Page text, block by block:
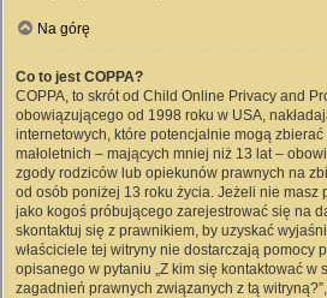
Na górę
Co to jest COPPA?
COPPA, to skrót od Child Online Privacy and
obowiązującego od 1998 roku w USA,
internetowych, które potencjalnie mogą
małoletnich – mających mniej niż 13 lat –
zgody rodziców lub opiekunów prawnych na
od osób poniżej 13 roku życia. Jeżeli nie masz
jako kogoś próbującego zarejestrować się na
skontaktuj się z prawnikiem, by uzyskać
właściciele tej witryny nie dostarczają pomocy
opisanego w pytaniu „Z kim się kontaktować w
zagadnień prawnych związanych z tą